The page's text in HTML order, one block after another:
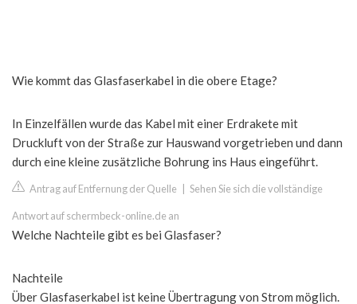
Wie kommt das Glasfaserkabel in die obere Etage?
In Einzelfällen wurde das Kabel mit einer Erdrakete mit
Druckluft von der Straße zur Hauswand vorgetrieben und dann
durch eine kleine zusätzliche Bohrung ins Haus eingeführt.
Antrag auf Entfernung der Quelle Sehen Sie sich die vollständige
Antwort auf schermbeck-online.de an
Welche Nachteile gibt es bei Glasfaser?
Nachteile
Über Glasfaserkabel ist keine Übertragung von Strom möglich.